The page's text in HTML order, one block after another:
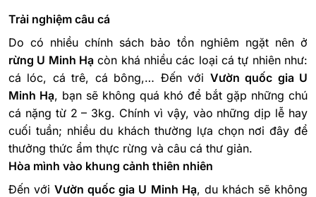
Trải nghiệm câu cá
Do có nhiều chính sách bảo tồn nghiêm ngặt nên ở
rừng U Minh Hạ còn khá nhiều các loại cá tự nhiên như:
cá lóc, cá trê, cá bông,… Đến với Vườn quốc gia U
Minh Hạ, bạn sẽ không quá khó để bắt gặp những chú
cá nặng từ 2 – 3kg. Chính vì vậy, vào những dịp lễ hay
cuối tuần; nhiều du khách thường lựa chọn nơi đây để
thưởng thức ẩm thực rừng và câu cá thư giản.
Hòa mình vào khung cảnh thiên nhiên
Đến vớiVườn quốc gia U Minh Hạ, du khách sẽ không